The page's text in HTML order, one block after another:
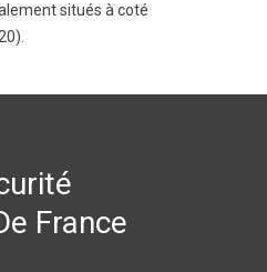
situés à coté
France